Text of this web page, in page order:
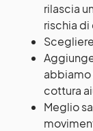
rilascia
rischia
abbiamo
cottura
Meglio